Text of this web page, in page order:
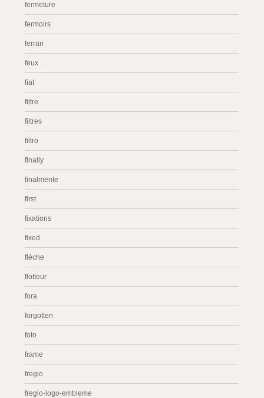
fermeture
fermoirs
ferrari
feux
fiat
filtre
filtres
filtro
finally
finalmente
first
fixations
fixed
flèche
flotteur
fora
forgotten
foto
frame
fregio
fregio-logo-embleme